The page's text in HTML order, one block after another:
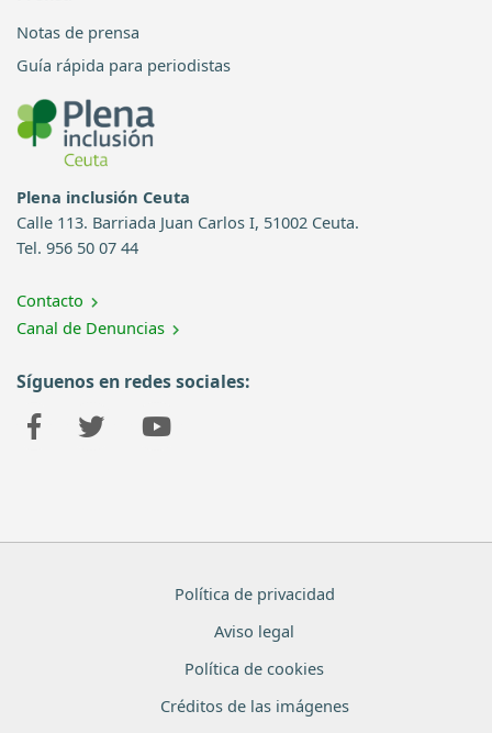
Notas de prensa
Guía rápida para periodistas
Plena inclusión Ceuta
Calle 113. Barriada Juan Carlos I, 51002 Ceuta.
Tel. 956 50 07 44
Contacto
Canal de Denuncias
Síguenos en redes sociales:
Política de privacidad
Aviso legal
Política de cookies
Créditos de las imágenes